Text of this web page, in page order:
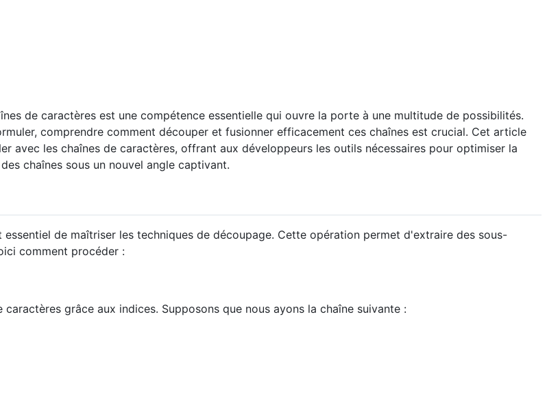
de caractères est une compétence essentielle qui ouvre la porte à une multitude de possibilités.
comprendre comment découper et fusionner efficacement ces chaînes est crucial. Cet article
avec les chaînes de caractères, offrant aux développeurs les outils nécessaires pour optimiser la
chaînes sous un nouvel angle captivant.
de maîtriser les techniques de découpage. Cette opération permet d'extraire des sous-
comment procéder :
grâce aux indices. Supposons que nous ayons la chaîne suivante :